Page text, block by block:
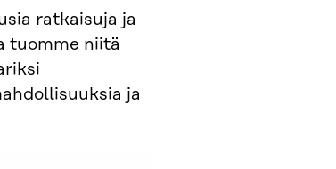
ratkaisuja ja
tuomme niitä
ja